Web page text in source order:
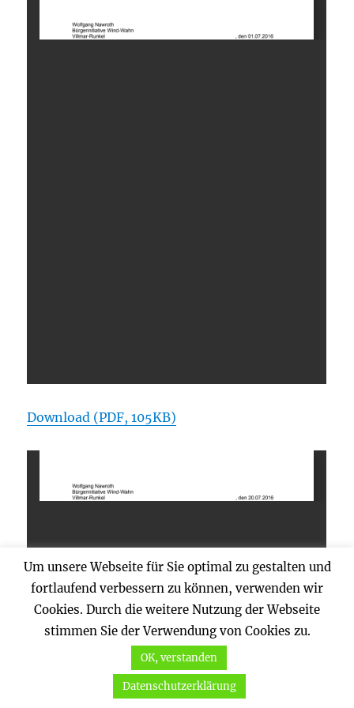
Download (PDF, 105KB)
Um unsere Webseite für Sie optimal zu gestalten und
fortlaufend verbessern zu können, verwenden wir
Cookies. Durch die weitere Nutzung der Webseite
stimmen Sie der Verwendung von Cookies zu.
OK, verstanden
Datenschutzerklärung